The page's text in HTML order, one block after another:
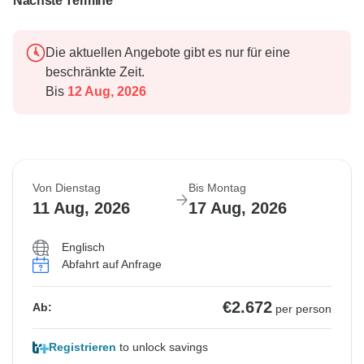
Die aktuellen Angebote gibt es nur für eine
beschränkte Zeit.
Bis 12 Aug, 2026
Von Dienstag
11 Aug, 2026
Bis Montag
17 Aug, 2026
Englisch
Abfahrt auf Anfrage
Ab: €2.672 per person
Registrieren to unlock savings